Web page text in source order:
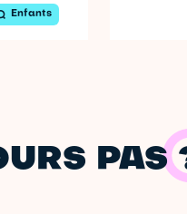
Enfants
PAS